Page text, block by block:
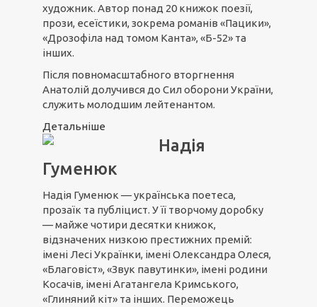
художник. Автор понад 20 книжок поезії,
прози, есеїстики, зокрема романів «Пацики»,
«Дрозофіла над томом Канта», «Б-52» та
інших.
Після повномасштабного вторгнення
Анатолій долучився до Сил оборони України,
служить молодшим лейтенантом.
Детальніше
Надія
Гуменюк
Надія Гуменюк — українська поетеса,
прозаїк та публіцист. У її творчому доробку
— майже чотири десятки книжок,
відзначених низкою престижних премій:
імені Лесі Українки, імені Олександра Олеся,
«Благовіст», «Звук павутинки», імені родини
Косачів, імені Агатангела Кримського,
«Глиняний кіт» та інших. Переможець